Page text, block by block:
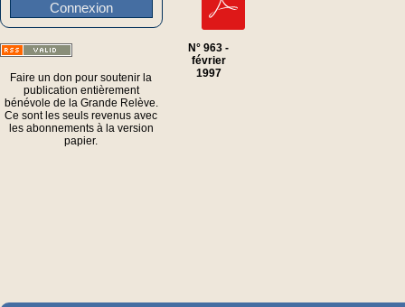
N° 963 -
février
1997
Connexion
Faire un don pour soutenir la
publication entièrement
bénévole de la Grande Relève.
Ce sont les seuls revenus avec
les abonnements à la version
papier.